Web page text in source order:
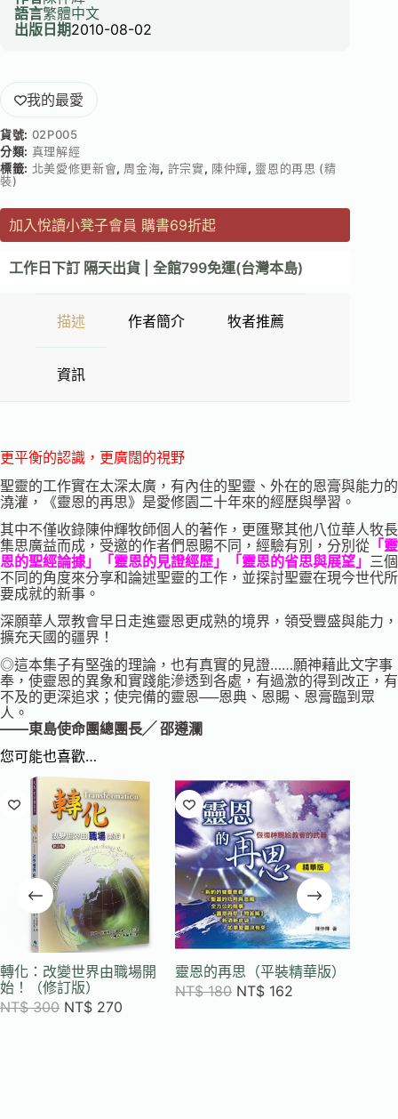
語言繁體中文
出版日期2010-08-02
我的最愛
貨號: 02P005
分類: 真理解經
標籤: 北美愛修更新會, 周金海, 許宗實, 陳仲輝, 靈恩的再思 (精
裝)
加入悅讀小凳子會員 購書69折起
工作日下訂 隔天出貨 | 全館799免運(台灣本島)
描述 作者簡介 牧者推薦
資訊
更平衡的認識，更廣闊的視野
聖靈的工作實在太深太廣，有內住的聖靈、外在的恩膏與能力的
澆灌，《靈恩的再思》是愛修園二十年來的經歷與學習。
其中不僅收錄陳仲輝牧師個人的著作，更匯聚其他八位華人牧長
集思廣益而成，受邀的作者們恩賜不同，經驗有別，分別從 「靈
恩的聖經論據」「靈恩的見證經歷」「靈恩的省思與展望」 三個
不同的角度來分享和論述聖靈的工作，並探討聖靈在現今世代所
要成就的新事。
深願華人眾教會早日走進靈恩更成熟的境界，領受豐盛與能力，
擴充天國的疆界！
◎這本集子有堅強的理論，也有真實的見證……願神藉此文字事
奉，使靈恩的異象和實踐能滲透到各處，有過激的得到改正，有
不及的更深追求；使完備的靈恩──恩典、恩賜、恩膏臨到眾
人。
——東島使命團總團長╱ 邵遵瀾
您可能也喜歡…
轉化：改變世界由職場開
始！（修訂版）
NT$300 NT$ 270
靈恩的再思（平裝精華版）
NT$180 NT$ 162